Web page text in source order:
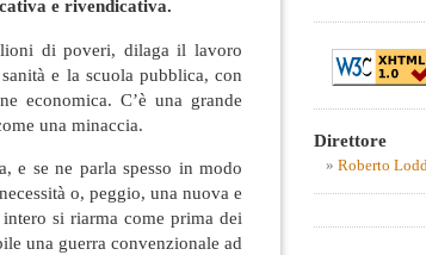
e rivendicativa.
di poveri, dilaga il lavoro
e la scuola pubblica, con
economica. C’è una grande
una minaccia.
e se ne parla spesso in modo
o, peggio, una nuova e
si riarma come prima dei
una guerra convenzionale ad
Direttore
Roberto